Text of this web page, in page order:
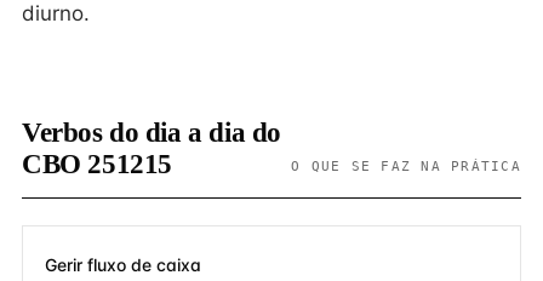
diurno.
Verbos do dia a dia do
CBO 251215
O QUE SE FAZ NA PRÁTICA
Gerir fluxo de caixa